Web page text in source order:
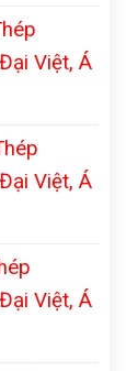
Việt, Á
Việt, Á
Việt, Á